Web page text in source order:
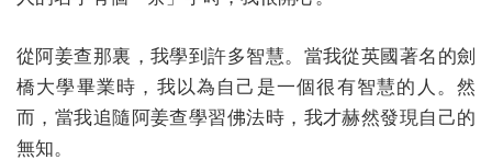
從阿姜查那裏，我學到許多智慧。當我從英國著名的劍
橋大學畢業時，我以為自己是一個很有智慧的人。然
而，當我追隨阿姜查學習佛法時，我才赫然發現自己的
無知。